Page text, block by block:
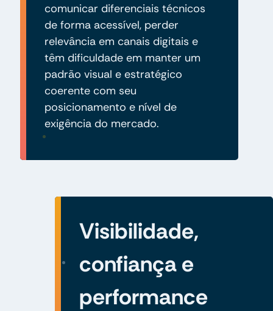
comunicar diferenciais técnicos
de forma acessível, perder
relevância em canais digitais e
têm dificuldade em manter um
padrão visual e estratégico
coerente com seu
posicionamento e nível de
exigência do mercado.
Visibilidade,
confiança e
performance